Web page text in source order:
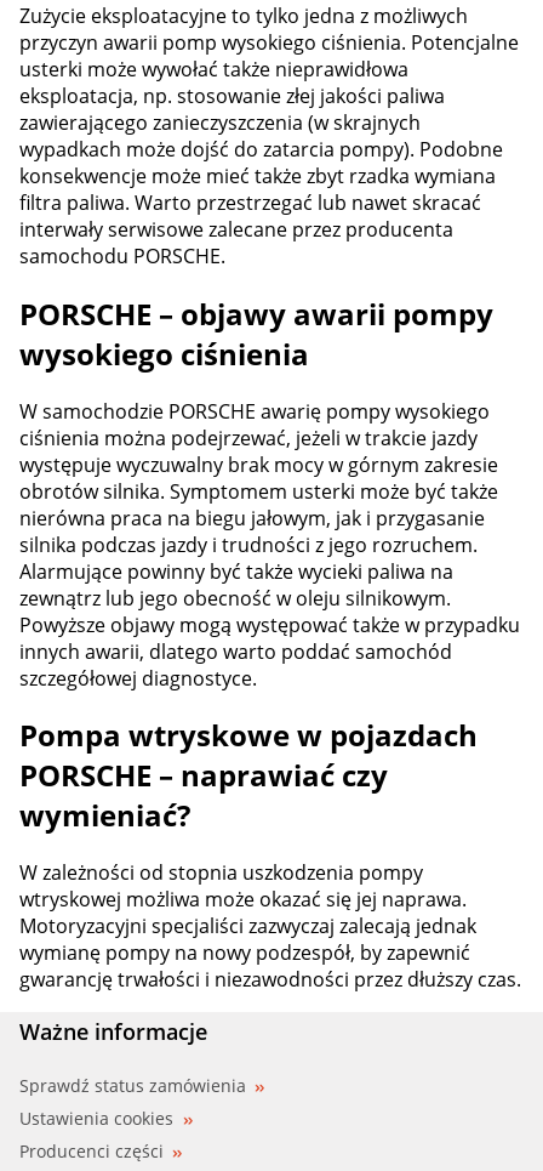
Zużycie eksploatacyjne to tylko jedna z możliwych
przyczyn awarii pomp wysokiego ciśnienia. Potencjalne
usterki może wywołać także nieprawidłowa
eksploatacja, np. stosowanie złej jakości paliwa
zawierającego zanieczyszczenia (w skrajnych
wypadkach może dojść do zatarcia pompy). Podobne
konsekwencje może mieć także zbyt rzadka wymiana
filtra paliwa. Warto przestrzegać lub nawet skracać
interwały serwisowe zalecane przez producenta
samochodu PORSCHE.
PORSCHE – objawy awarii pompy
wysokiego ciśnienia
W samochodzie PORSCHE awarię pompy wysokiego
ciśnienia można podejrzewać, jeżeli w trakcie jazdy
występuje wyczuwalny brak mocy w górnym zakresie
obrotów silnika. Symptomem usterki może być także
nierówna praca na biegu jałowym, jak i przygasanie
silnika podczas jazdy i trudności z jego rozruchem.
Alarmujące powinny być także wycieki paliwa na
zewnątrz lub jego obecność w oleju silnikowym.
Powyższe objawy mogą występować także w przypadku
innych awarii, dlatego warto poddać samochód
szczegółowej diagnostyce.
Pompa wtryskowe w pojazdach
PORSCHE – naprawiać czy
wymieniać?
W zależności od stopnia uszkodzenia pompy
wtryskowej możliwa może okazać się jej naprawa.
Motoryzacyjni specjaliści zazwyczaj zalecają jednak
wymianę pompy na nowy podzespół, by zapewnić
gwarancję trwałości i niezawodności przez dłuższy czas.
Ważne informacje
Sprawdź status zamówienia
Ustawienia cookies
Producenci części